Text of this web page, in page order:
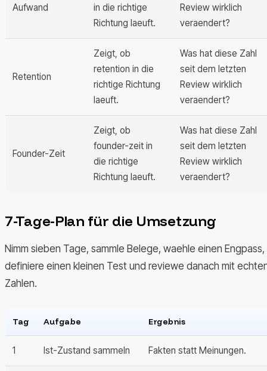
Aufwand
in die richtige
Richtung laeuft.
Review wirklich
veraendert?
Retention
Zeigt, ob
retention in die
richtige Richtung
laeuft.
Was hat diese Zahl
seit dem letzten
Review wirklich
veraendert?
Founder-Zeit
Zeigt, ob
founder-zeit in
die richtige
Richtung laeuft.
Was hat diese Zahl
seit dem letzten
Review wirklich
veraendert?
7-Tage-Plan für die Umsetzung
Nimm sieben Tage, sammle Belege, waehle einen Engpass,
definiere einen kleinen Test und reviewe danach mit
Zahlen.
Tag Aufgabe Ergebnis
1 Ist-Zustand sammeln Fakten statt Meinungen.